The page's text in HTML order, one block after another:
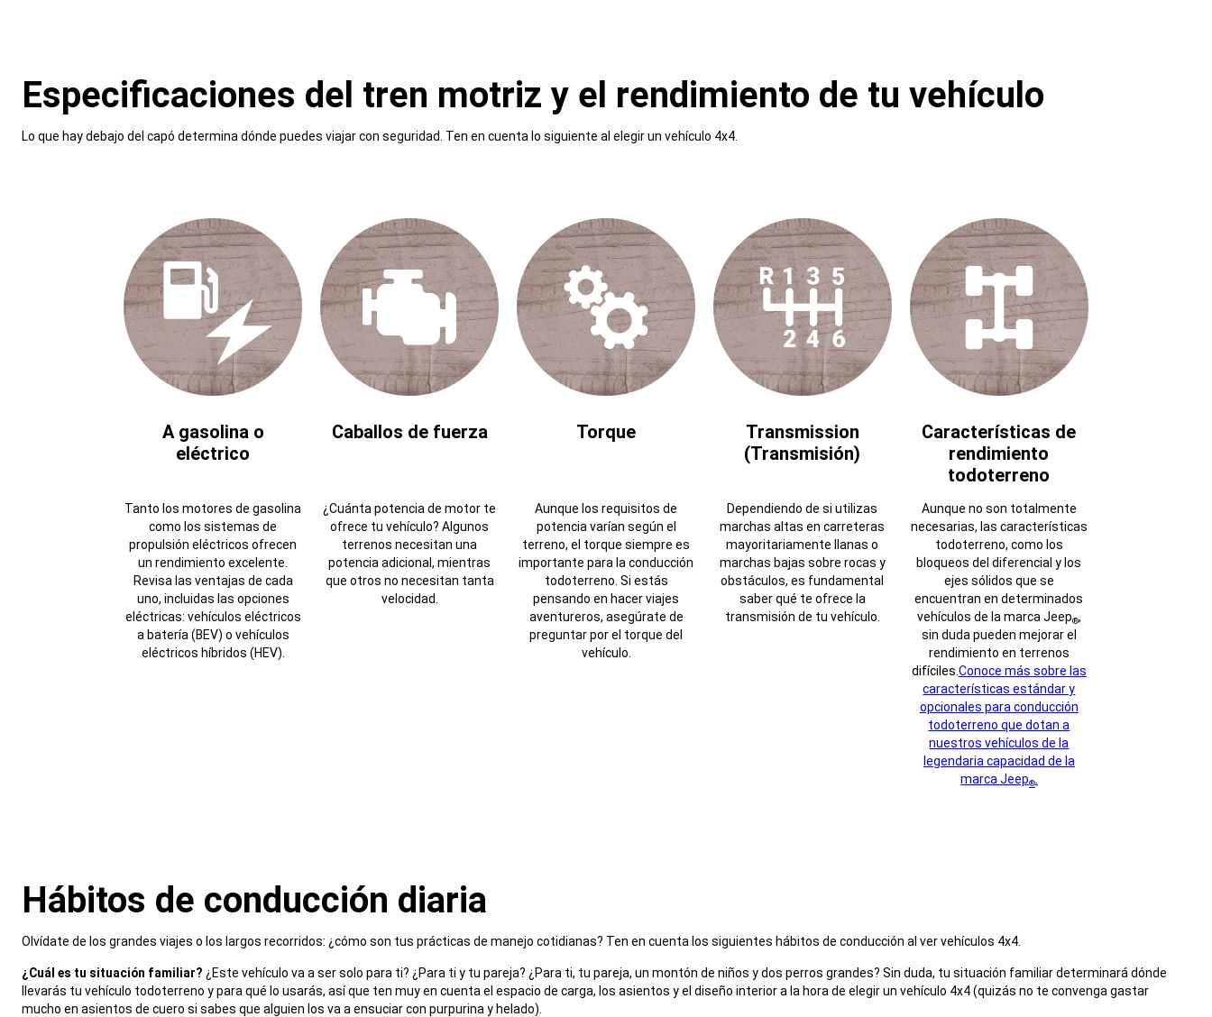
Especificaciones del tren motriz y el rendimiento de tu vehículo
Lo que hay debajo del capó determina dónde puedes viajar con seguridad. Ten en cuenta lo siguiente al elegir un vehículo 4x4.
A gasolina o
eléctrico
Tanto los motores de gasolina
como los sistemas de
propulsión eléctricos ofrecen
un rendimiento excelente.
Revisa las ventajas de cada
uno, incluidas las opciones
eléctricas: vehículos eléctricos
a batería (BEV) o vehículos
eléctricos híbridos (HEV).
Caballos de fuerza
¿Cuánta potencia de motor te
ofrece tu vehículo? Algunos
terrenos necesitan una
potencia adicional, mientras
que otros no necesitan tanta
velocidad.
Torque
Aunque los requisitos de
potencia varían según el
terreno, el torque siempre es
importante para la conducción
todoterreno. Si estás
pensando en hacer viajes
aventureros, asegúrate de
preguntar por el torque del
vehículo.
Transmission
(Transmisión)
Dependiendo de si utilizas
marchas altas en carreteras
mayoritariamente llanas o
marchas bajas sobre rocas y
obstáculos, es fundamental
saber qué te ofrece la
transmisión de tu vehículo.
Características de
rendimiento
todoterreno
Aunque no son totalmente
necesarias, las características
todoterreno, como los
bloqueos del diferencial y los
ejes sólidos que se
encuentran en determinados
vehículos de la marca Jeep®,
sin duda pueden mejorar el
rendimiento en terrenos
difíciles. Conoce más sobre las
características estándar y
opcionales para conducción
todoterreno que dotan a
nuestros vehículos de la
legendaria capacidad de la
marca Jeep®.
Hábitos de conducción diaria
Olvídate de los grandes viajes o los largos recorridos: ¿cómo son tus prácticas de manejo cotidianas? Ten en cuenta los siguientes hábitos de conducción al ver vehículos 4x4.
¿Cuál es tu situación familiar? ¿Este vehículo va a ser solo para ti? ¿Para ti y tu pareja? ¿Para ti, tu pareja, un montón de niños y dos perros grandes? Sin duda, tu situación familiar determinará dónde
llevarás tu vehículo todoterreno y para qué lo usarás, así que ten muy en cuenta el espacio de carga, los asientos y el diseño interior a la hora de elegir un vehículo 4x4 (quizás no te convenga gastar
mucho en asientos de cuero si sabes que alguien los va a ensuciar con purpurina y helado).